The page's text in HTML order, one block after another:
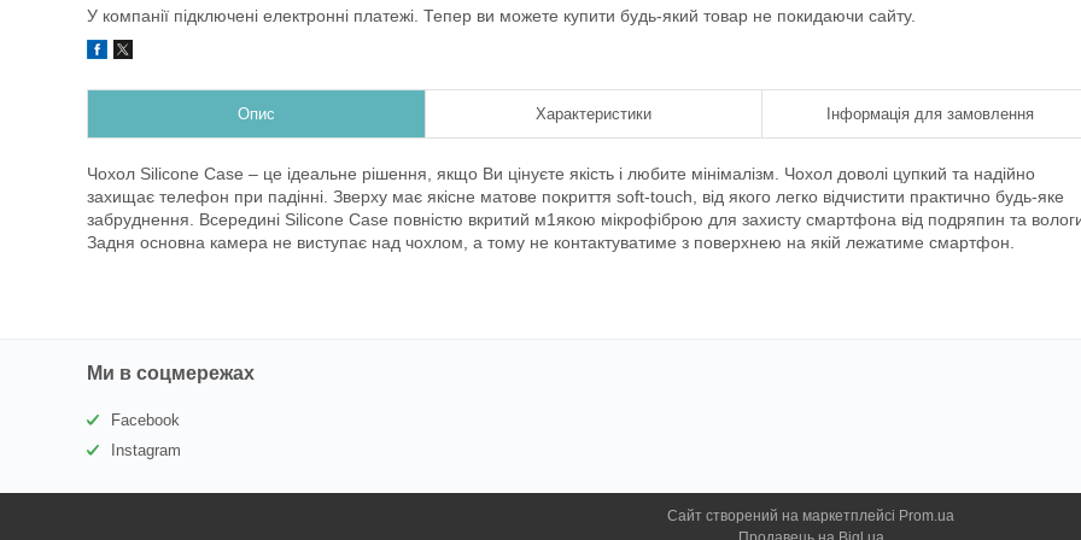
У компанії підключені електронні платежі. Тепер ви можете купити будь-який товар не покидаючи сайту.
Опис Характеристики Інформація для замовлення
Чохол Silicone Case – це ідеальне рішення, якщо Ви цінуєте якість і любите мінімалізм. Чохол доволі цупкий та надійно
захищає телефон при падінні. Зверху має якісне матове покриття soft-touch, від якого легко відчистити практично будь-яке
забруднення. Всередині Silicone Case повністю вкритий м1якою мікрофіброю для захисту смартфона від подряпин та
Задня основна камера не виступає над чохлом, а тому не контактуватиме з поверхнею на якій лежатиме смартфон.
Ми в соцмережах
Facebook
Instagram
Сайт створений на маркетплейсі Prom.ua